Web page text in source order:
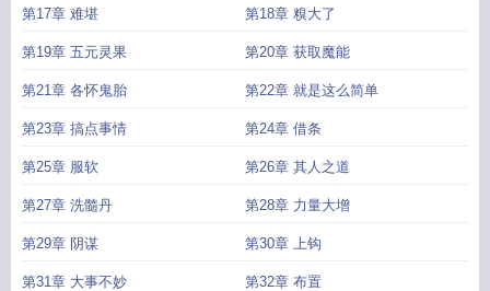
第17章 难堪 第18章 糗大了
第19章 五元灵果 第20章 获取魔能
第21章 各怀鬼胎 第22章 就是这么简单
第23章 搞点事情 第24章 借条
第25章 服软 第26章 其人之道
第27章 洗髓丹 第28章 力量大增
第29章 阴谋 第30章 上钩
第31章 大事不妙 第32章 布置